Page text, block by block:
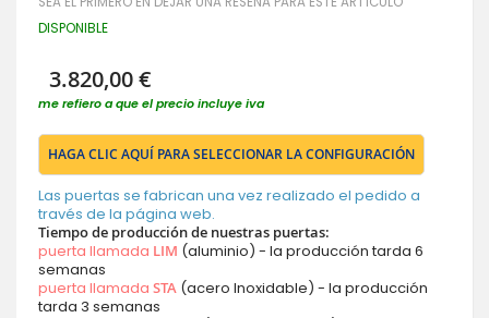
imágenes
DISPONIBLE
3.820,00 €
me refiero a que el precio incluye iva
HAGA CLIC AQUÍ PARA SELECCIONAR LA CONFIGURACIÓN
Las puertas se fabrican una vez realizado el pedido a
través de la página web.
Tiempo de producción de nuestras puertas:
puerta llamada LIM (aluminio) - la producción tarda 6
semanas
puerta llamada STA (acero Inoxidable) - la producción
tarda 3 semanas